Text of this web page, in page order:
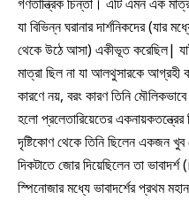
গণতান্ত্রিক চিন্তা। এটি এমন এক
যা বিভিন্ন ঘরানার দার্শনিকদের (যার
থেকে উঠে আসা) একীভূত করেছিল|
মাত্রা ছিল না যা আলথুসারকে আগ্রহী
কারণে নয়, বরং কারণ তিনি
হলো প্রলেতারিয়েতের
দৃষ্টিকোণ থেকে তিনি ছিলেন একজন খুব
দিকটাতে জোর দিয়েছিলেন তা
স্পিনোজার মধ্যে ভাবাদর্শের প্রথম